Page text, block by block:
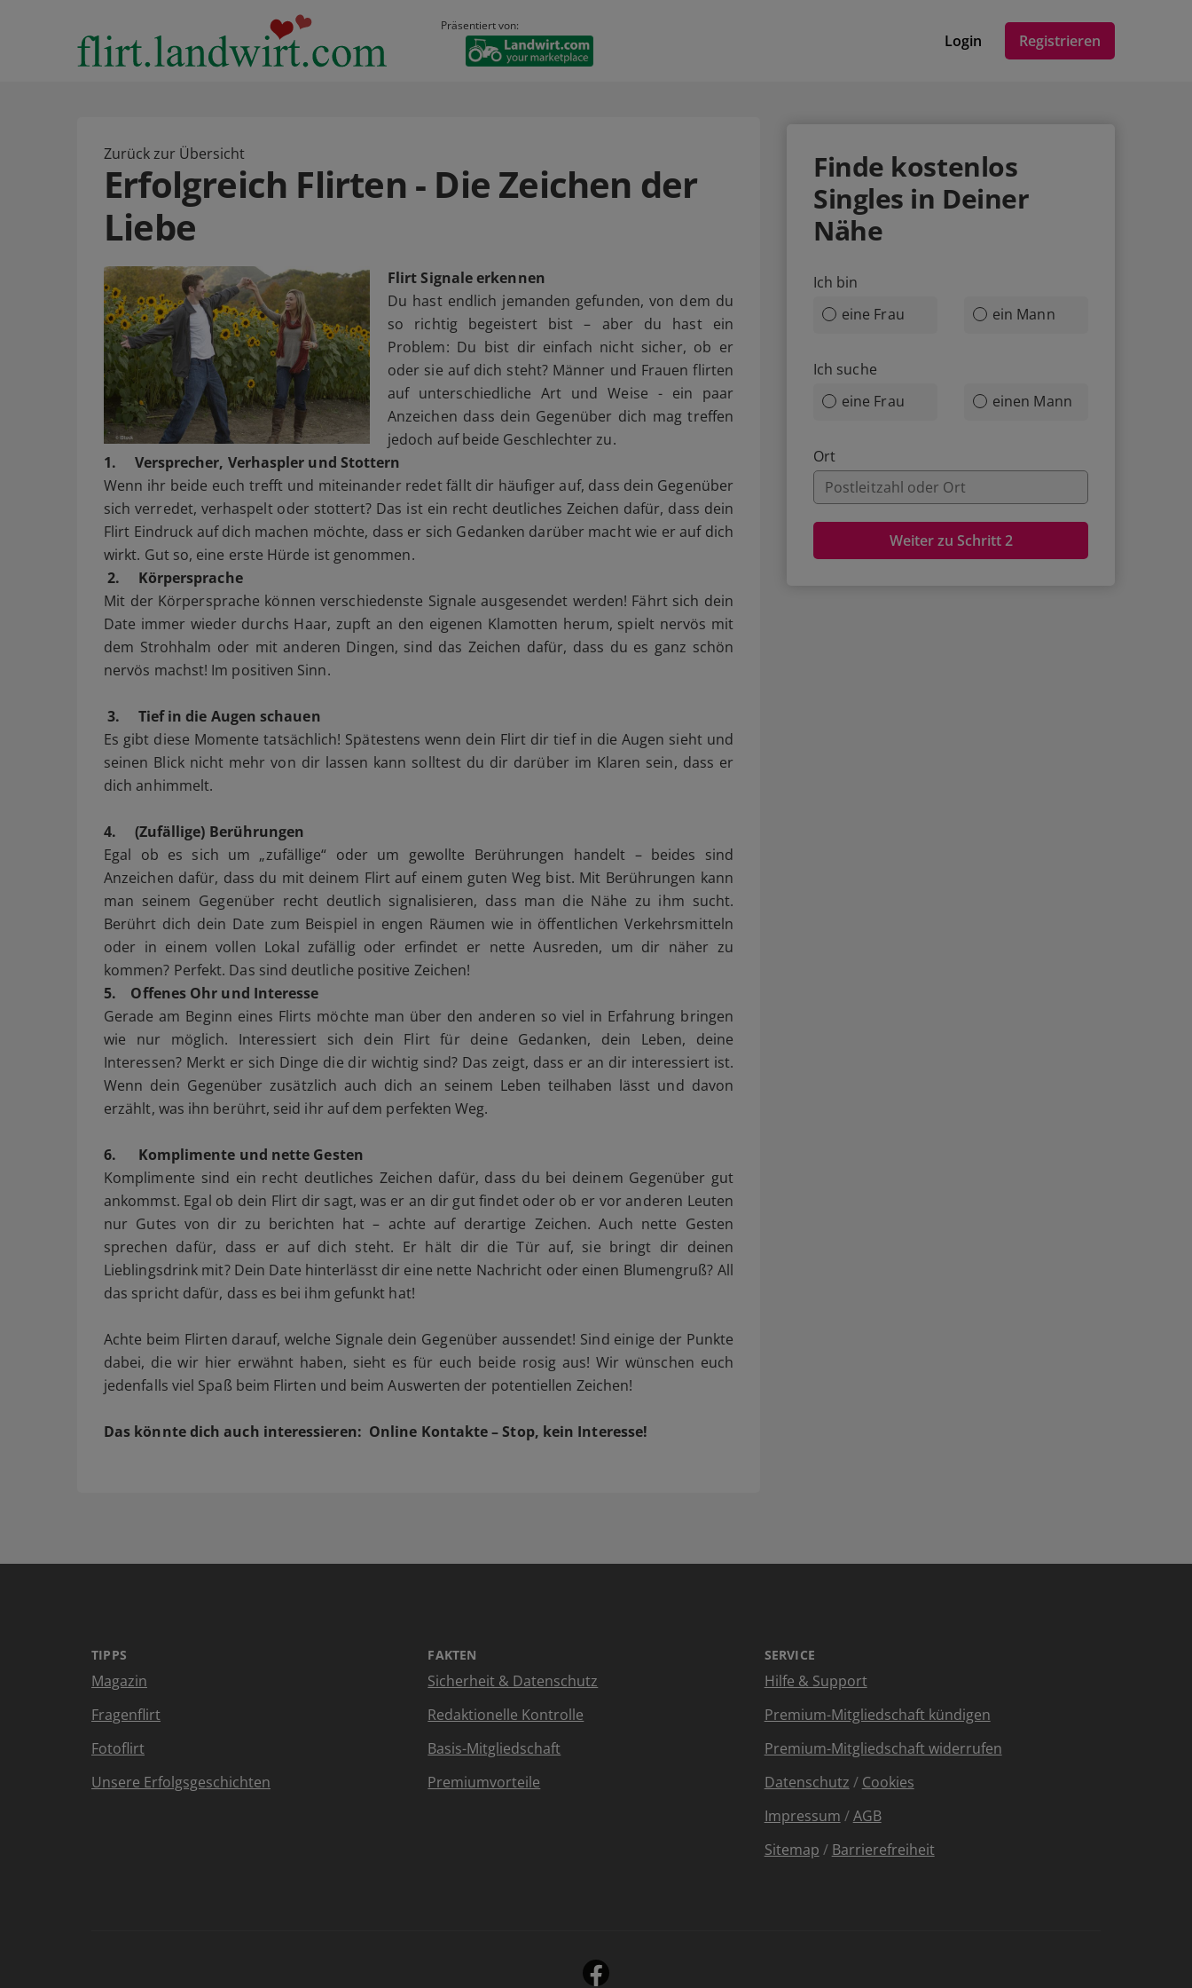
Präsentiert von:
Login Registrieren
Zurück zur Übersicht
Erfolgreich Flirten - Die Zeichen der
Liebe
Flirt Signale erkennen
Du hast endlich jemanden gefunden, von dem du
so richtig begeistert bist – aber du hast ein
Problem: Du bist dir einfach nicht sicher, ob er
oder sie auf dich steht? Männer und Frauen flirten
auf unterschiedliche Art und Weise - ein paar
Anzeichen dass dein Gegenüber dich mag treffen
jedoch auf beide Geschlechter zu.
1. Versprecher, Verhaspler und Stottern
Wenn ihr beide euch trefft und miteinander redet fällt dir häufiger auf, dass dein Gegenüber
sich verredet, verhaspelt oder stottert? Das ist ein recht deutliches Zeichen dafür, dass dein
Flirt Eindruck auf dich machen möchte, dass er sich Gedanken darüber macht wie er auf dich
wirkt. Gut so, eine erste Hürde ist genommen.
2. Körpersprache
Mit der Körpersprache können verschiedenste Signale ausgesendet werden! Fährt sich dein
Date immer wieder durchs Haar, zupft an den eigenen Klamotten herum, spielt nervös mit
dem Strohhalm oder mit anderen Dingen, sind das Zeichen dafür, dass du es ganz schön
nervös machst! Im positiven Sinn.
3. Tief in die Augen schauen
Es gibt diese Momente tatsächlich! Spätestens wenn dein Flirt dir tief in die Augen sieht und
seinen Blick nicht mehr von dir lassen kann solltest du dir darüber im Klaren sein, dass er
dich anhimmelt.
4. (Zufällige) Berührungen
Egal ob es sich um „zufällige“ oder um gewollte Berührungen handelt – beides sind
Anzeichen dafür, dass du mit deinem Flirt auf einem guten Weg bist. Mit Berührungen kann
man seinem Gegenüber recht deutlich signalisieren, dass man die Nähe zu ihm sucht.
Berührt dich dein Date zum Beispiel in engen Räumen wie in öffentlichen Verkehrsmitteln
oder in einem vollen Lokal zufällig oder erfindet er nette Ausreden, um dir näher zu
kommen? Perfekt. Das sind deutliche positive Zeichen!
5. Offenes Ohr und Interesse
Gerade am Beginn eines Flirts möchte man über den anderen so viel in Erfahrung bringen
wie nur möglich. Interessiert sich dein Flirt für deine Gedanken, dein Leben, deine
Interessen? Merkt er sich Dinge die dir wichtig sind? Das zeigt, dass er an dir interessiert ist.
Wenn dein Gegenüber zusätzlich auch dich an seinem Leben teilhaben lässt und davon
erzählt, was ihn berührt, seid ihr auf dem perfekten Weg.
6. Komplimente und nette Gesten
Komplimente sind ein recht deutliches Zeichen dafür, dass du bei deinem Gegenüber gut
ankommst. Egal ob dein Flirt dir sagt, was er an dir gut findet oder ob er vor anderen Leuten
nur Gutes von dir zu berichten hat – achte auf derartige Zeichen. Auch nette Gesten
sprechen dafür, dass er auf dich steht. Er hält dir die Tür auf, sie bringt dir deinen
Lieblingsdrink mit? Dein Date hinterlässt dir eine nette Nachricht oder einen Blumengruß? All
das spricht dafür, dass es bei ihm gefunkt hat!
Achte beim Flirten darauf, welche Signale dein Gegenüber aussendet! Sind einige der Punkte
dabei, die wir hier erwähnt haben, sieht es für euch beide rosig aus! Wir wünschen euch
jedenfalls viel Spaß beim Flirten und beim Auswerten der potentiellen Zeichen!
Das könnte dich auch interessieren: Online Kontakte – Stop, kein Interesse!
Finde kostenlos
Singles in Deiner
Nähe
Ich bin
eine Frau
ein Mann
Ich suche
eine Frau
einen Mann
Ort
Weiter zu Schritt 2
TIPPS
Magazin
Fragenflirt
Fotoflirt
Unsere Erfolgsgeschichten
FAKTEN
Sicherheit & Datenschutz
Redaktionelle Kontrolle
Basis-Mitgliedschaft
Premiumvorteile
SERVICE
Hilfe & Support
Premium-Mitgliedschaft kündigen
Premium-Mitgliedschaft widerrufen
Datenschutz / Cookies
Impressum /AGB
Sitemap / Barrierefreiheit